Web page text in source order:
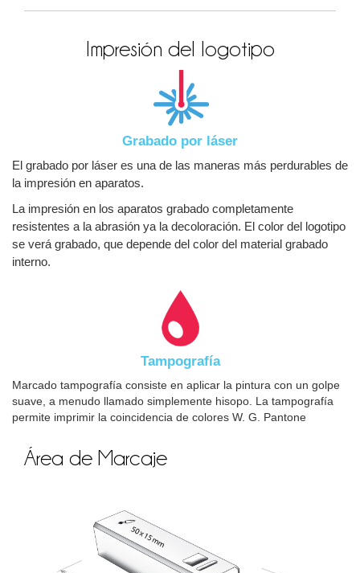
Impresión del logotipo
Grabado por láser
El grabado por láser es una de las maneras más perdurables de
la impresión en aparatos.
La impresión en los aparatos grabado completamente
resistentes a la abrasión ya la decoloración. El color del logotipo
se verá grabado, que depende del color del material grabado
interno.
Tampografía
Marcado tampografía consiste en aplicar la pintura con un golpe
suave, a menudo llamado simplemente hisopo. La tampografía
permite imprimir la coincidencia de colores W. G. Pantone
Área de Marcaje